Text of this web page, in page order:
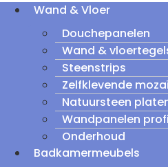
Wand & Vloer
Douchepanelen
Wand &
Steenstrips
Zelfklevende
Natuursteen
Wandpanelen
Onderhoud
Badkamermeubels